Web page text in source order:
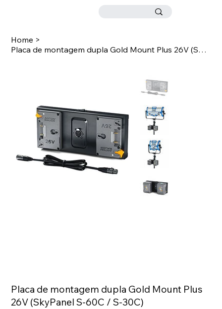
Home >
Placa de montagem dupla Gold Mount Plus 26V (SkyPanel S-60C / S-30C)
Placa de montagem dupla Gold Mount Plus
26V (SkyPanel S-60C / S-30C)